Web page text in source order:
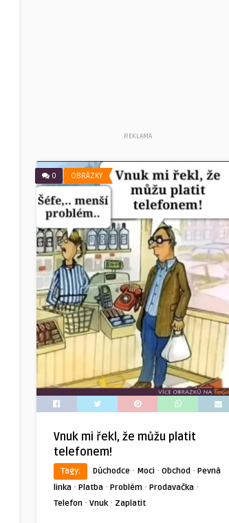
REKLAMA
0 OBRÁZKY
Vnuk mi řekl, že můžu platit
telefonem!
Tagy: Důchodce · Moci · Obchod · Pevná
linka · Platba · Problém · Prodavačka ·
Telefon · Vnuk· Zaplatit